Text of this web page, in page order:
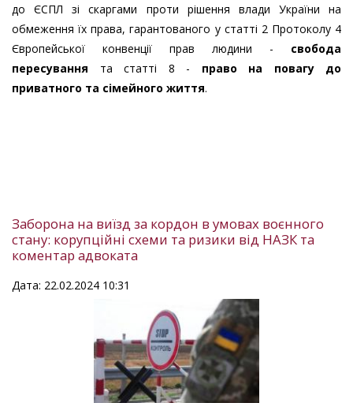
до ЄСПЛ зі скаргами проти рішення влади України на
обмеження їх права, гарантованого у статті 2 Протоколу 4
Європейської конвенції прав людини - свобода
пересування та статті 8 - право на повагу до
приватного та сімейного життя.
Заборона на виїзд за кордон в умовах воєнного
стану: корупційні схеми та ризики від НАЗК та
коментар адвоката
Дата: 22.02.2024 10:31